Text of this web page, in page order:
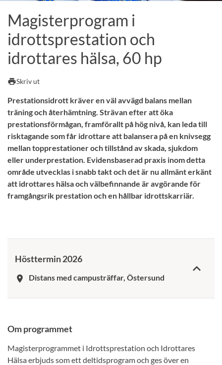
Magisterprogram i
idrottsprestation och
idrottares hälsa, 60 hp
printSkriv ut
Prestationsidrott kräver en väl avvägd balans mellan
träning och återhämtning. Strävan efter att öka
prestationsförmågan, framförallt på hög nivå, kan leda till
risktagande som får idrottare att balansera på en knivsegg
mellan topprestationer och tillstånd av skada, sjukdom
eller underprestation. Evidensbaserad praxis inom detta
område utvecklas i snabb takt och det är nu allmänt erkänt
att idrottares hälsa och välbefinnande är avgörande för
framgångsrik prestation och en hållbar idrottskarriär.
Hösttermin 2026
room Distans med campusträffar, Östersund
Om programmet
Magisterprogrammet i Idrottsprestation och Idrottares
Hälsa erbjuds som ett deltidsprogram och ges över en